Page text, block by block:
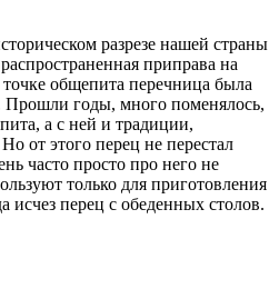
разрезе нашей страны
приправа на
общепита перечница была
Прошли годы, много поменялось,
а с ней и традиции,
от этого перец не перестал
часто просто про него не
только для приготовления
исчез перец с обеденных столов.